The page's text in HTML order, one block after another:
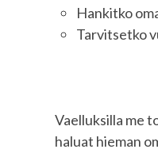
Hankitko
Tarvitsetko
Vaelluksilla me
haluat hieman